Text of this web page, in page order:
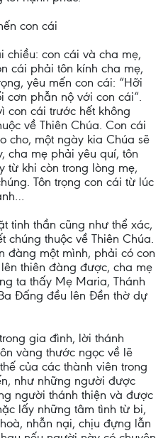
con cái
chiều: con cái và cha mẹ,
cái phải tôn kính cha mẹ,
yêu mến con cái: “Hỡi
cơn phẫn nộ với con cái“.
con cái trước hết không
về Thiên Chúa. Con cái
cho, một ngày kia Chúa sẽ
cha mẹ phải yêu quí, tôn
từ khi còn trong lòng mẹ,
Tôn trọng con cái từ lúc
tinh thần cũng như thể xác,
chúng thuộc về Thiên Chúa.
đàng một mình, phải có con
thiên đàng được, cha mẹ
ta thấy Mẹ Maria, Thánh
Đấng đều lên Đền thờ dự
gia đình, lời thánh
vàng thước ngọc về lẽ
của các thành viên trong
như những người được
người thánh thiện và được
lấy những tâm tình từ bi,
nhẫn nại, chịu đựng lẫn